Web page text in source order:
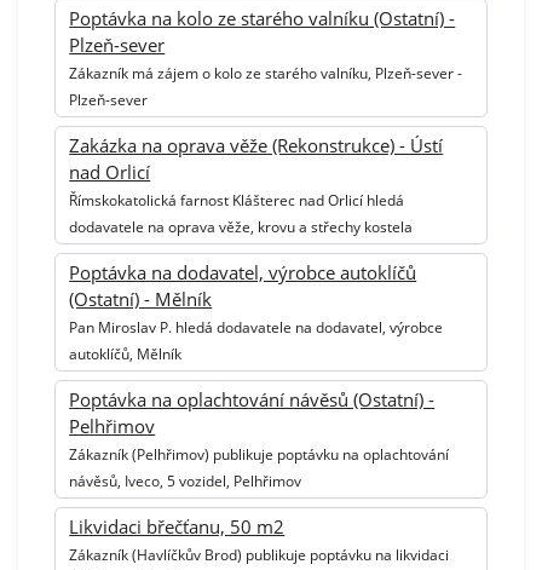
Poptávka na kolo ze starého valníku (Ostatní) -
Plzeň-sever
Zákazník má zájem o kolo ze starého valníku, Plzeň-sever -
Plzeň-sever
Zakázka na oprava věže (Rekonstrukce) - Ústí
nad Orlicí
Římskokatolická farnost Klášterec nad Orlicí hledá
dodavatele na oprava věže, krovu a střechy kostela
Poptávka na dodavatel, výrobce autoklíčů
(Ostatní) - Mělník
Pan Miroslav P. hledá dodavatele na dodavatel, výrobce
autoklíčů, Mělník
Poptávka na oplachtování návěsů (Ostatní) -
Pelhřimov
Zákazník (Pelhřimov) publikuje poptávku na oplachtování
návěsů, Iveco, 5 vozidel, Pelhřimov
Likvidaci břečťanu, 50 m2
Zákazník (Havlíčkův Brod) publikuje poptávku na likvidaci